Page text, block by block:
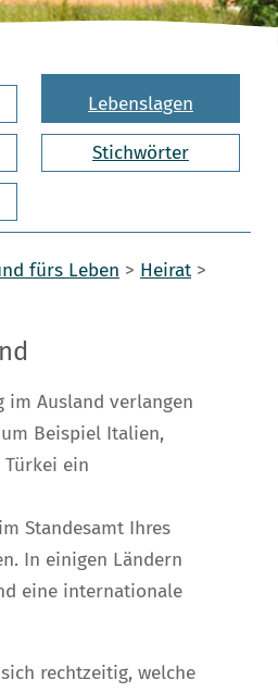
Lebenslagen
Stichwörter
fürs Leben > Heirat >
im Ausland verlangen
Beispiel Italien,
Türkei ein
Standesamt Ihres
In einigen Ländern
eine internationale
rechtzeitig, welche